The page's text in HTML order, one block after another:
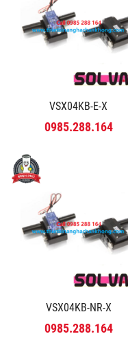
VSX04KB-E-X
0985.288.164
VSX04KB-NR-X
0985.288.164